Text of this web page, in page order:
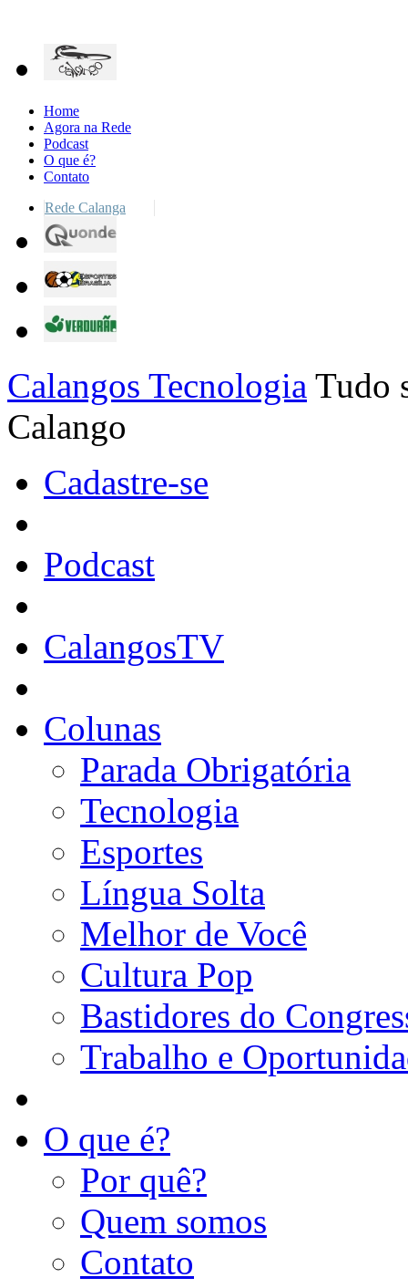
Home
Agora na Rede
Podcast
O que é?
Contato
Rede Calanga
Calangos Tecnologia Tudo
Calango
Cadastre-se
Podcast
CalangosTV
Colunas
Parada Obrigatória
Tecnologia
Esportes
Língua Solta
Melhor de Você
Cultura Pop
Bastidores do
Trabalho e
O que é?
Por quê?
Quem somos
Contato